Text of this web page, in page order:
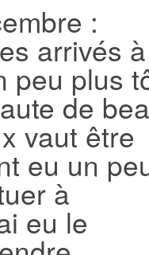
:
arrivés à
peu plus
de
vaut être
eu un
à
eu le